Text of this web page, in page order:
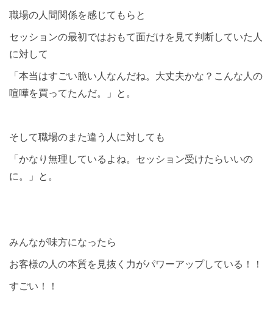
職場の人間関係を感じてもらと
セッションの最初ではおもて面だけを見て判断していた人
に対して
「本当はすごい脆い人なんだね。大丈夫かな？こんな人の
喧嘩を買ってたんだ。」と。
そして職場のまた違う人に対しても
「かなり無理しているよね。セッション受けたらいいの
に。」と。
みんなが味方になったら
お客様の人の本質を見抜く力がパワーアップしている！！
すごい！！